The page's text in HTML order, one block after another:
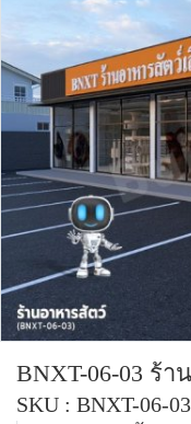
BNXT-06-03 ร้
SKU : BNXT-06-